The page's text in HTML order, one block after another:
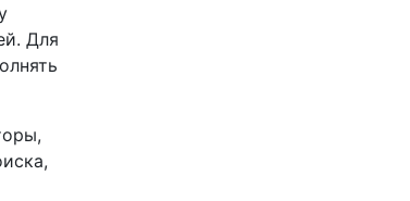
Для